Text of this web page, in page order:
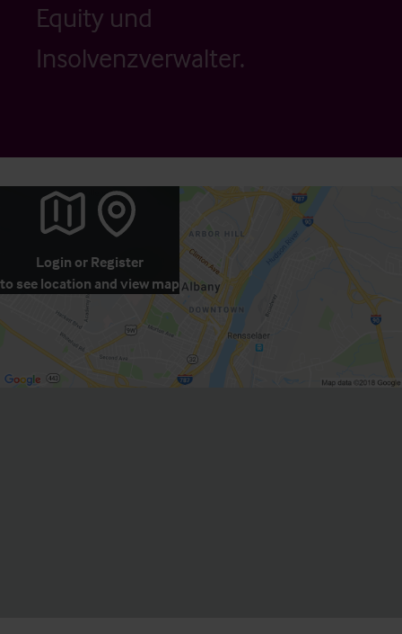
Equity und
Insolvenzverwalter.
Login or Register
to see location and view map